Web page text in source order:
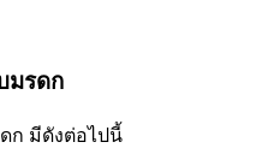
มรดก
ก มีดังต่อไปนี้